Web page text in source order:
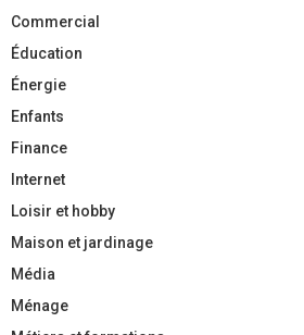
Commercial
Éducation
Énergie
Enfants
Finance
Internet
Loisir et hobby
Maison et jardinage
Média
Ménage